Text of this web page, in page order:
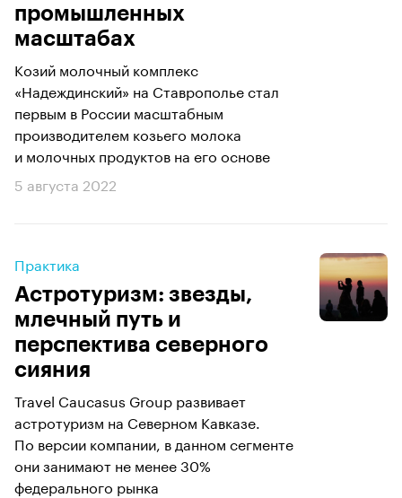
промышленных
масштабах
Козий молочный комплекс
«Надеждинский» на Ставрополье стал
первым в России масштабным
производителем козьего молока
и молочных продуктов на его основе
5 августа 2022
Практика
Астротуризм: звезды,
млечный путь и
перспектива северного
сияния
Travel Caucasus Group развивает
астротуризм на Северном Кавказе.
По версии компании, в данном сегменте
они занимают не менее 30%
федерального рынка